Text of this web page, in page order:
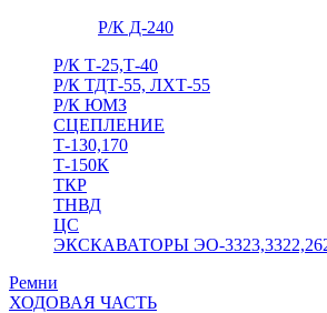
Р/К Д-240
Р/К Т-25,Т-40
Р/К ТДТ-55, ЛХТ-55
Р/К ЮМЗ
СЦЕПЛЕНИЕ
Т-130,170
Т-150К
ТКР
ТНВД
ЦС
ЭКСКАВАТОРЫ ЭО-
Ремни
ХОДОВАЯ ЧАСТЬ